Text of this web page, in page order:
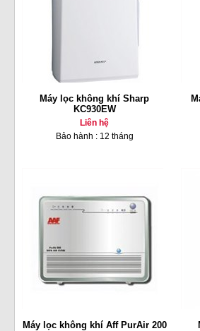
Máy lọc không khí Sharp
KC930EW
Liên hệ
Bảo hành : 12 tháng
Máy lọc không khí Aff PurAir 200